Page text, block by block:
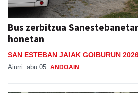
Bus zerbitzua
honetan
SAN ESTEBAN JAIAK GOIBURUN
Aiurri abu 05 ANDOAIN